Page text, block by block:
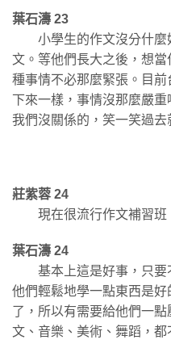
葉石濤 23
小學生的作文沒分什麼
文。等他們長大之後，想
種事情不必那麼緊張。目
下來一樣，事情沒那麼嚴
我們沒關係的，笑一笑過去
莊紫蓉 24
現在很流行作文補習班
葉石濤 24
基本上這是好事，只要
他們輕鬆地學一點東西是
了，所以有需要給他們一
文、音樂、美術、舞蹈，